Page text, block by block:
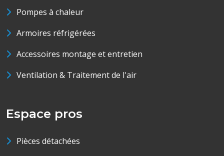
Pompes à chaleur
Armoires réfrigérées
Accessoires montage et entretien
Ventilation & Traitement de l'air
Espace pros
Pièces détachées